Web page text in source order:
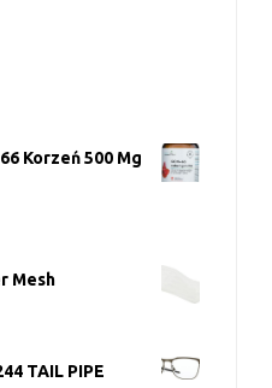
Korzeń 500 Mg
Mesh
TAIL PIPE